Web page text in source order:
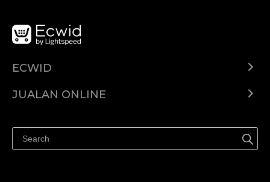
ECWID
Pusat Bantuan
JUALAN ONLINE
Jualan di Facebook